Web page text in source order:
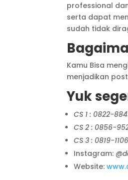
professional
serta dapat
sudah tidak
Kamu Bisa
menjadikan
Yuk
CS 1 : 0822-
CS 2 : 0856-
CS 3 : 0819-
Instagram:
Website: